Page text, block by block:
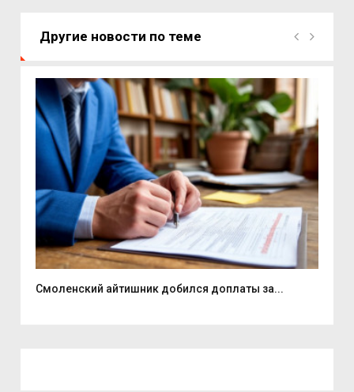
Другие новости по теме
Смоленский айтишник добился доплаты за...